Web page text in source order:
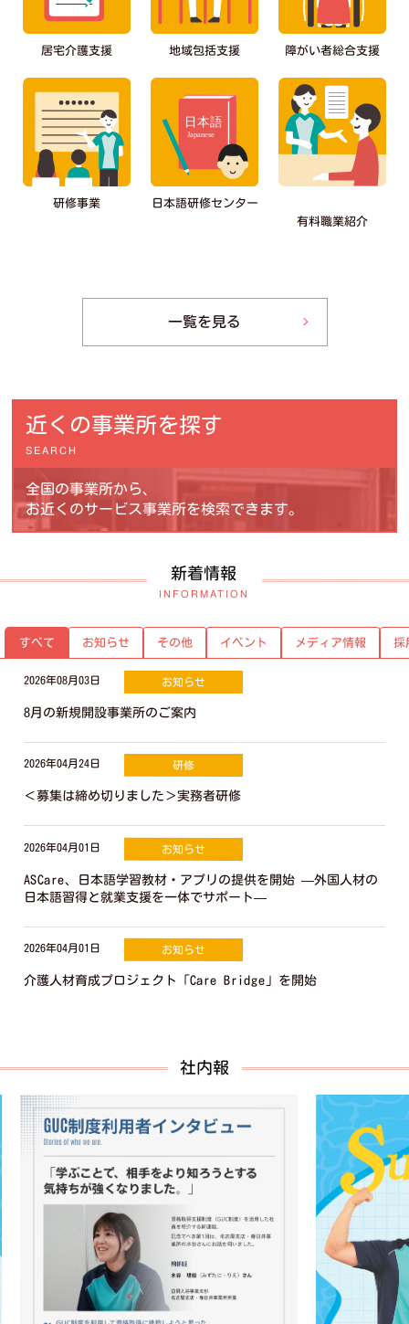
居宅介護支援 地域包括支援 障がい者総合支援
研修事業 日本語研修センター
有料職業紹介
一覧を見る
近くの事業所を探す
SEARCH
全国の事業所から、
お近くのサービス事業所を検索できます。
新着情報
INFORMATION
すべて お知らせ その他 イベント メディア情報 採
2026年08月03日 お知らせ
8月の新規開設事業所のご案内
2026年04月24日 研修
＜募集は締め切りました＞実務者研修
2026年04月01日 お知らせ
ASCare、日本語学習教材・アプリの提供を開始 —外国人材の
日本語習得と就業支援を一体でサポート—
2026年04月01日 お知らせ
介護人材育成プロジェクト「Care Bridge」を開始
社内報